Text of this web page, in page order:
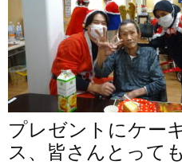
プレゼントにケー
ス、皆さんとっても